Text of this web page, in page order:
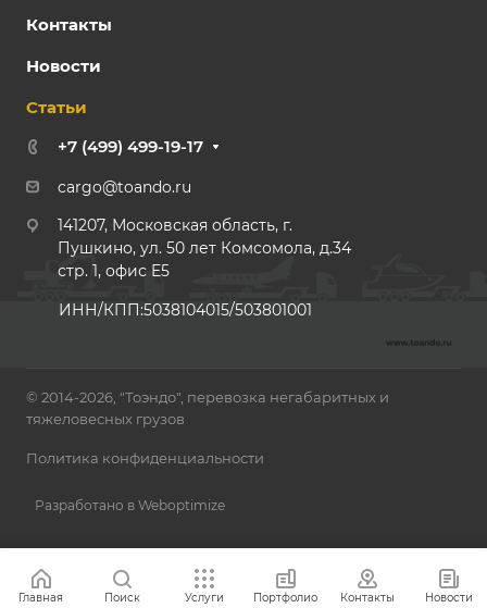
Контакты
Новости
Статьи
+7 (499) 499-19-17
cargo@toando.ru
141207, Московская область, г.
Пушкино, ул. 50 лет Комсомола, д.34
стр. 1, офис E5
ИНН/КПП:5038104015/503801001
© 2014-2026, "Тоэндо", перевозка негабаритных и
тяжеловесных грузов
Политика конфиденциальности
Разработано в Weboptimize
Главная Поиск Услуги Портфолио Контакты Новости